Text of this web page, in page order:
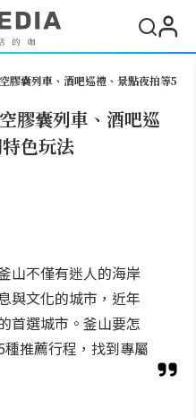
膠囊列車、酒吧巡禮、景點夜拍等5
膠囊列車、酒吧巡
色玩法
山不僅有迷人的海岸
與文化的城市，近年
首選城市。釜山要怎
推薦行程，找到專屬